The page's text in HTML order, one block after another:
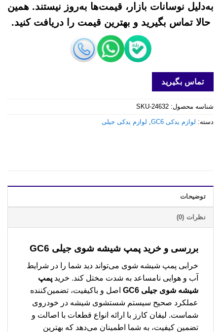
به‌دلیل نوسانات بازار، قیمت‌ها به‌روز نیستند. همین
حالا تماس بگیرید و بهترین قیمت را دریافت کنید.
تماس بگیرید
شناسه محصول: SKU-24632
دسته: لوازم یدکی GC6 , لوازم یدکی جیلی
توضیحات
نظرات (0)
بررسی و خرید پمپ شیشه شوی جیلی GC6
خرابی پمپ شیشه شوی می‌تواند دید شما را در شرایط
آب و هوایی نامساعد به شدت مختل کند. خرید پمپ
شیشه شوی جیلی GC6
اصل و باکیفیت، تضمین‌کننده
عملکرد صحیح سیستم شستشوی شیشه در خودروی
شماست. لیفان کارز با ارائه انواع قطعات با اصالت و
تضمین کیفیت، به شما اطمینان می‌دهد که بهترین